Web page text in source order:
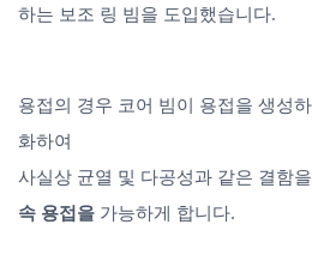
하는 보조 링 빔을 도입했습니다.
용접의 경우 코어 빔이 용접을 생성
화하여
사실상 균열 및 다공성과 같은 결함
속 용접을 가능하게 합니다.